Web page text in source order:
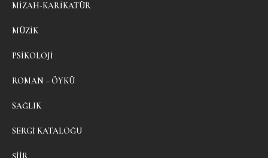
MIZAH-KARIKATÜR
MÜZIK
PSIKOLOJI
ROMAN – ÖYKÜ
SAĞLIK
SERGI KATALOĞU